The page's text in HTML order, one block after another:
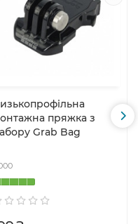
пряжка з
Grab Bag